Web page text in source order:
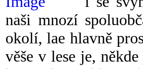
naši mnozí
okolí, lae hlavně
věše v lese je,